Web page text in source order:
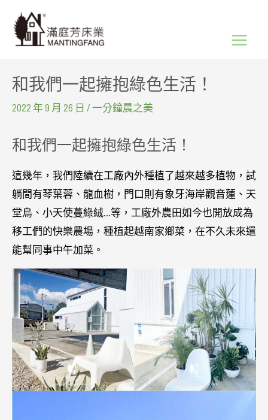
Menu
和我們一起擁抱綠色生活！
2022 年 9 月 26 日 / 一分鐘晨之美
和我們一起擁抱綠色生活！
這幾年，我們陸續在工廠內外種植了越來越多植物，試
躺間有琴葉蓉、龍血樹，門口則有象牙海岸觀音蓮、天
堂鳥、小天使蔓綠絨…等，工廠外農田如今也開放成為
移工們的快樂農場，種植起越南家鄉菜，在不久未來還
能幫同事中午加菜。